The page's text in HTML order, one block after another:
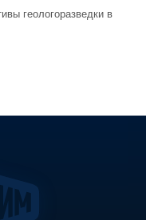
геологоразведки в